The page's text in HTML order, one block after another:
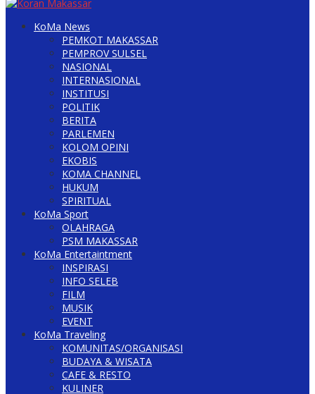
KoMa News
PEMKOT MAKASSAR
PEMPROV SULSEL
NASIONAL
INTERNASIONAL
INSTITUSI
POLITIK
BERITA
PARLEMEN
KOLOM OPINI
EKOBIS
KOMA CHANNEL
HUKUM
SPIRITUAL
KoMa Sport
OLAHRAGA
PSM MAKASSAR
KoMa Entertaintment
INSPIRASI
INFO SELEB
FILM
MUSIK
EVENT
KoMa Traveling
KOMUNITAS/ORGANISASI
BUDAYA & WISATA
CAFE & RESTO
KULINER